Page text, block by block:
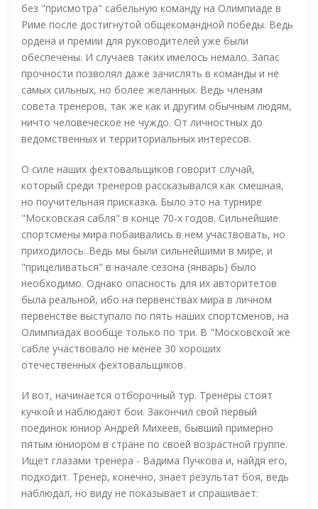
без "присмотра" сабельную команду на Олимпиаде в
Риме после достигнутой общекомандной победы. Ведь
ордена и премии для руководителей уже были
обеспечены. И случаев таких имелось немало. Запас
прочности позволял даже зачислять в команды и не
самых сильных, но более желанных. Ведь членам
совета тренеров, так же как и другим обычным людям,
ничто человеческое не чуждо. От личностных до
ведомственных и территориальных интересов.
О силе наших фехтовальщиков говорит случай,
который среди тренеров рассказывался как смешная,
но поучительная присказка. Было это на турнире
"Московская сабля" в конце 70-х годов. Сильнейшие
спортсмены мира побаивались в нем участвовать, но
приходилось. Ведь мы были сильнейшими в мире, и
"прицеливаться" в начале сезона (январь) было
необходимо. Однако опасность для их авторитетов
была реальной, ибо на первенствах мира в личном
первенстве выступало по пять наших спортсменов, на
Олимпиадах вообще только по три. В "Московской же
сабле участвовало не менее 30 хороших
отечественных фехтовальщиков.
И вот, начинается отборочный тур. Тренеры стоят
кучкой и наблюдают бои. Закончил свой первый
поединок юниор Андрей Михеев, бывший примерно
пятым юниором в стране по своей возрастной группе.
Ищет глазами тренера - Вадима Пучкова и, найдя его,
подходит. Тренер, конечно, знает результат боя, ведь
наблюдал, но виду не показывает и спрашивает: